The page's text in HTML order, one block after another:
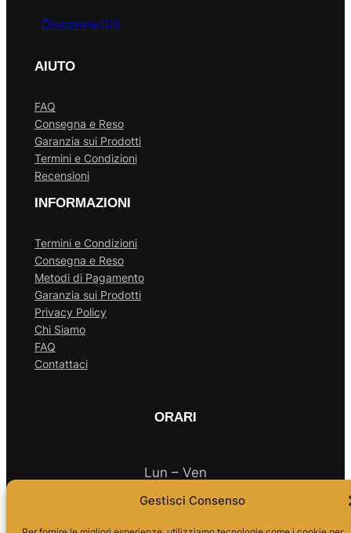
Gestisci Consenso
Disconnettiti
AIUTO
FAQ
Consegna e Reso
Garanzia sui Prodotti
Termini e Condizioni
Recensioni
INFORMAZIONI
Termini e Condizioni
Consegna e Reso
Metodi di Pagamento
Garanzia sui Prodotti
Privacy Policy
Chi Siamo
FAQ
Contattaci
ORARI
Lun – Ven